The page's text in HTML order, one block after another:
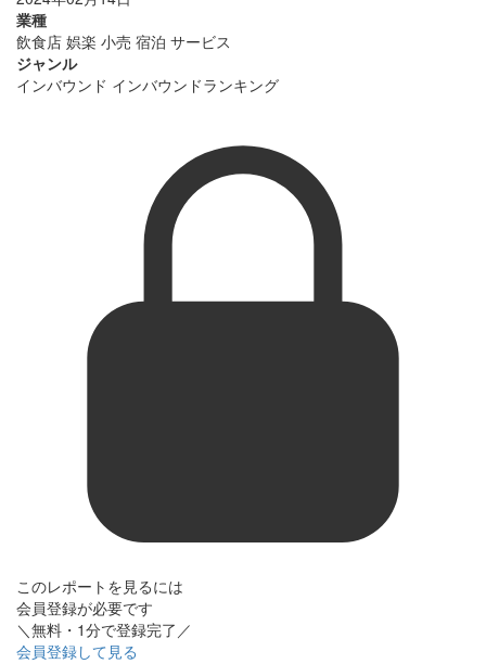
業種
飲食店 娯楽 小売 宿泊 サービス
ジャンル
インバウンド インバウンドランキング
このレポートを見るには
会員登録が必要です
＼無料・1分で登録完了／
会員登録して見る